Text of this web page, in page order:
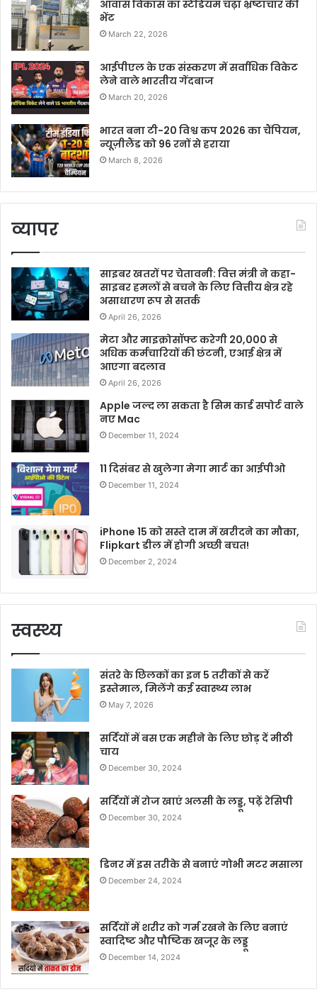
आवास विकास का स्टेडियम चढ़ा भ्रष्टाचार की
भेंट
March 22, 2026
आईपीएल के एक संस्करण में सर्वाधिक विकेट
लेने वाले भारतीय गेंदबाज
March 20, 2026
भारत बना टी-20 विश्व कप 2026 का चैंपियन,
न्यूज़ीलैंड को 96 रनों से हराया
March 8, 2026
व्यापर
साइबर खतरों पर चेतावनी: वित्त मंत्री ने कहा-
साइबर हमलों से बचने के लिए वित्तीय क्षेत्र रहे
असाधारण रूप से सतर्क
April 26, 2026
मेटा और माइक्रोसॉफ्ट करेगी 20,000 से
अधिक कर्मचारियों की छंटनी, एआई क्षेत्र में
आएगा बदलाव
April 26, 2026
Apple जल्द ला सकता है सिम कार्ड सपोर्ट वाले
नए Mac
December 11, 2024
11 दिसंबर से खुलेगा मेगा मार्ट का आईपीओ
December 11, 2024
iPhone 15 को सस्ते दाम में खरीदने का मौका,
Flipkart डील में होगी अच्छी बचत!
December 2, 2024
स्वस्थ्य
संतरे के छिलकों का इन 5 तरीकों से करें
इस्तेमाल, मिलेंगे कई स्वास्थ्य लाभ
May 7, 2026
सर्दियों में बस एक महीने के लिए छोड़ दें मीठी
चाय
December 30, 2024
सर्दियों में रोज खाएं अलसी के लड्डू, पढ़ें रेसिपी
December 30, 2024
डिनर में इस तरीके से बनाएं गोभी मटर मसाला
December 24, 2024
सर्दियों में शरीर को गर्म रखने के लिए बनाएं
स्वादिष्ट और पौष्टिक खजूर के लड्डू
December 14, 2024